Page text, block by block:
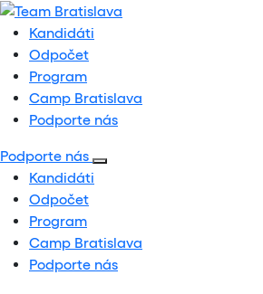
Kandidáti
Odpočet
Program
Camp Bratislava
Podporte nás
Podporte nás
Kandidáti
Odpočet
Program
Camp Bratislava
Podporte nás